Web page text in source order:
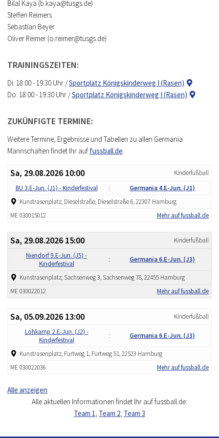
Bilal Kaya (b.kaya@tusgs.de)
Steffen Reimers
Sebastian Beyer
Oliver Reimer (o.reimer@tusgs.de)
TRAININGSZEITEN:
Di: 18:00 - 19:30 Uhr /Sportplatz Königskinderweg I (Rasen)
Do: 18:00 - 19:30 Uhr /Sportplatz Königskinderweg I (Rasen)
ZUKÜNFIGTE TERMINE:
Weitere Termine, Ergebnisse und Tabellen zu allen Germania
Mannschaften findet Ihr auf fussball.de
Sa, 29.08.2026 10:00
Kinderfußball
BU 3.E-Jun. (J1) - Kinderfestival
:
Germania 4.E-Jun. (J1)
Kunstrasenplatz, Dieselstraße, Dieselstraße 6, 22307 Hamburg
ME 030015012
Mehr auf fussball.de
Sa, 29.08.2026 15:00
Kinderfußball
Niendorf 9.E-Jun. (J5) -
Kinderfestival
: Germania 6.E-Jun. (J3)
Kunstrasenplatz, Sachsenweg 3, Sachsenweg 78, 22455 Hamburg
ME 030022012
Mehr auf fussball.de
Sa, 05.09.2026 13:00
Kinderfußball
Lohkamp 2.E-Jun. (J2) -
Kinderfestival
: Germania 6.E-Jun. (J3)
Kunstrasenplatz, Furtweg 1, Furtweg 51, 22523 Hamburg
ME 030022036
Mehr auf fussball.de
Alle anzeigen
Alle aktuellen Informationen findet Ihr auf fussball.de:
Team 1 Team 2 Team 3